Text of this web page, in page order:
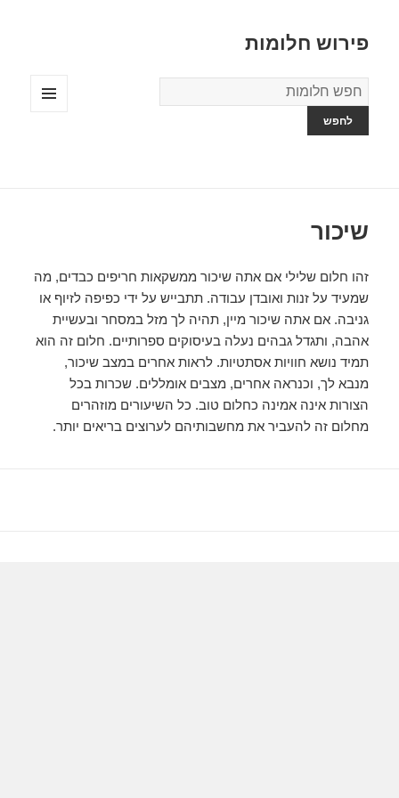
פירוש חלומות
מילון
החלומות
שיכור
זהו חלום שלילי אם אתה שיכור ממשקאות חריפים כבדים, מה
שמעיד על זנות ואובדן עבודה. תתבייש על ידי כפיפה לזיוף או
גניבה. אם אתה שיכור מיין, תהיה לך מזל במסחר ובעשיית
אהבה, ותגדל גבהים נעלה בעיסוקים ספרותיים. חלום זה הוא
תמיד נושא חוויות אסתטיות. לראות אחרים במצב שיכור,
מנבא לך, וכנראה אחרים, מצבים אומללים. שכרות בכל
הצורות אינה אמינה כחלום טוב. כל השיעורים מוזהרים
מחלום זה להעביר את מחשבותיהם לערוצים בריאים יותר.